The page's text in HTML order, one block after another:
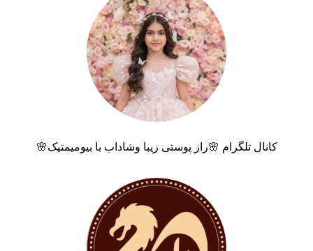
کانال تلگرام 🌸راز پوستی زیبا وشاداب با بیومیمتیک🌸